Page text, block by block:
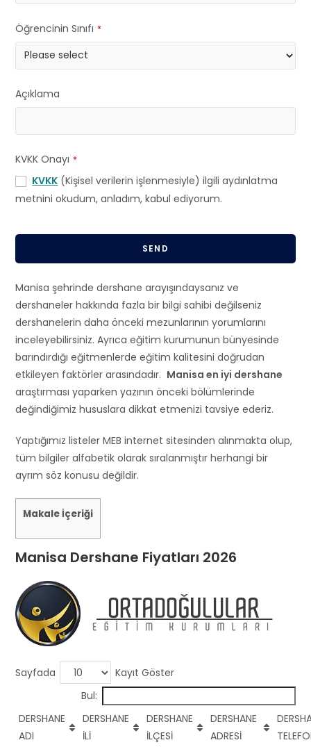
Öğrencinin Sınıfı *
Açıklama
KVKK Onayı *
KVKK (Kişisel verilerin işlenmesiyle) ilgili aydınlatma
metnini okudum, anladım, kabul ediyorum.
SEND
T
h
i
s
f
i
e
l
s
h
o
b
e
e
f
t
k
Manisa şehrinde dershane arayışındaysanız ve
dershaneler hakkında fazla bir bilgi sahibi değilseniz
dershanelerin daha önceki mezunlarının yorumlarını
inceleyebilirsiniz. Ayrıca eğitim kurumunun bünyesinde
barındırdığı eğitmenlerde eğitim kalitesini doğrudan
etkileyen faktörler arasındadır. Manisa en iyi dershane
araştırması yaparken yazının önceki bölümlerinde
değindiğimiz hususlara dikkat etmenizi tavsiye ederiz.
Yaptığımız listeler MEB internet sitesinden alınmakta olup,
tüm bilgiler alfabetik olarak sıralanmıştır herhangi bir
ayrım söz konusu değildir.
Makale İçeriği
Manisa Dershane Fiyatları 2026
Sayfada
Kayıt Göster
Bul:
DERSHANE
ADI
DERSHANE
İLİ
DERSHANE
İLÇESİ
DERSHANE
ADRESİ